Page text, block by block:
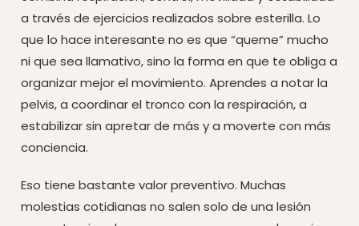
a través de ejercicios realizados sobre esterilla. Lo
que lo hace interesante no es que “queme” mucho
ni que sea llamativo, sino la forma en que te obliga a
organizar mejor el movimiento. Aprendes a notar la
pelvis, a coordinar el tronco con la respiración, a
estabilizar sin apretar de más y a moverte con más
conciencia.
Eso tiene bastante valor preventivo. Muchas
molestias cotidianas no salen solo de una lesión